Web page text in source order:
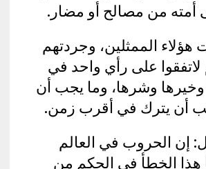
أمته من مصالح أو مضار.
الممثلين، وجردتهم
على رأي واحد في
وخيرها وشرها، وما يجب أن
أن يترك في أقرب زمن.
إن الحروب في العالم
هذا الخطأ في الحكم من